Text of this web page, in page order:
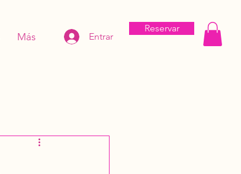
Más Entrar
Reservar